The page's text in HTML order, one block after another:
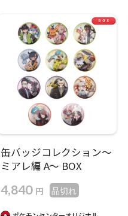
缶バッジコレクション〜
ミアレ編 A〜 BOX
4,840 円 品切れ